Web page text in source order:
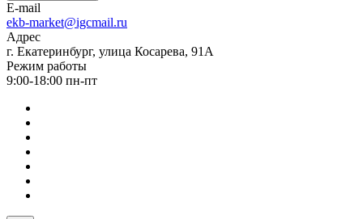
E-mail
ekb-market@igcmail.ru
Адрес
г. Екатеринбург, улица Косарева, 91А
Режим работы
9:00-18:00 пн-пт